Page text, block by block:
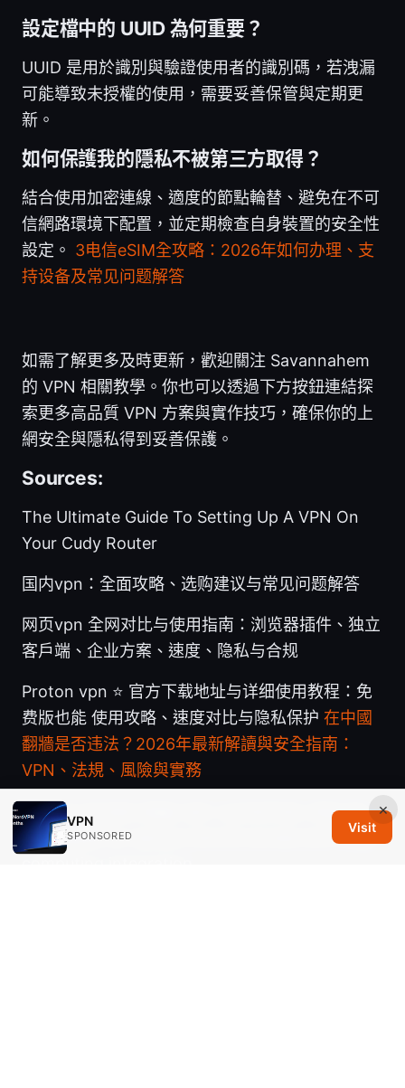
設定檔中的 UUID 為何重要？
UUID 是用於識別與驗證使用者的識別碼，若洩漏
可能導致未授權的使用，需要妥善保管與定期更
新。
如何保護我的隱私不被第三方取得？
結合使用加密連線、適度的節點輪替、避免在不可
信網路環境下配置，並定期檢查自身裝置的安全性
設定。 3电信eSIM全攻略：2026年如何办理、支
持设备及常见问题解答
如需了解更多及時更新，歡迎關注 Savannahem
的 VPN 相關教學。你也可以透過下方按鈕連結探
索更多高品質 VPN 方案與實作技巧，確保你的上
網安全與隱私得到妥善保護。
Sources:
The Ultimate Guide To Setting Up A VPN On
Your Cudy Router
国内vpn：全面攻略、选购建议与常见问题解答
网页vpn 全网对比与使用指南：浏览器插件、独立
客户端、企业方案、速度、隐私与合规
Proton vpn ⭐ 官方下载地址与详细使用教程：免
费版也能 使用攻略、速度对比与隐私保护 在中國
翻牆是否违法？2026年最新解讀與安全指南：
VPN、法規、風險與實務
How to access edge vpn: a practical, step-by-
step guide for secure remote access and edge
×
VPN
SPONSORED
Visit